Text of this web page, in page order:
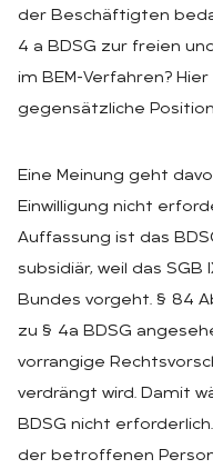
der Beschäftigten
4 a BDSG zur freien
im BEM-Verfahren?
gegensätzliche
Eine Meinung geht
Einwilligung nicht
Auffassung ist das
subsidiär, weil das
Bundes vorgeht. § 84
zu § 4a BDSG
vorrangige
verdrängt wird. Damit
BDSG nicht
der betroffenen